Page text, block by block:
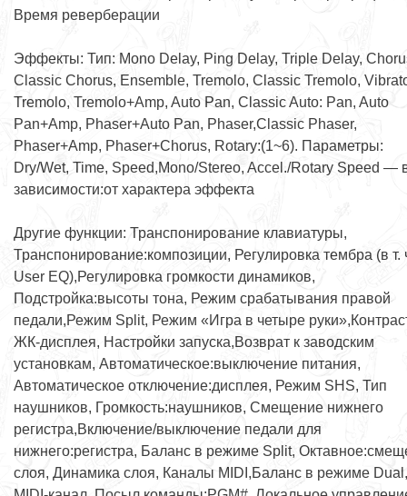
Время реверберации
Эффекты: Тип: Mono Delay, Ping Delay, Triple Delay,
Classic Chorus, Ensemble, Tremolo, Classic Tremolo,
Tremolo, Tremolo+Amp, Auto Pan, Classic Auto: Pan, Auto
Pan+Amp, Phaser+Auto Pan, Phaser,Classic Phaser,
Phaser+Amp, Phaser+Chorus, Rotary:(1~6). Параметры:
Dry/Wet, Time, Speed,Mono/Stereo, Accel./Rotary Speed —
зависимости:от характера эффекта
Другие функции: Транспонирование клавиатуры,
Транспонирование:композиции, Регулировка тембра (в т.
User EQ),Регулировка громкости динамиков,
Подстройка:высоты тона, Режим срабатывания правой
педали,Режим Split, Режим «Игра в четыре
ЖК-дисплея, Настройки запуска,Возврат к заводским
установкам, Автоматическое:выключение питания,
Автоматическое отключение:дисплея, Режим SHS, Тип
наушников, Громкость:наушников, Смещение нижнего
регистра,Включение/выключение педали для
нижнего:регистра, Баланс в режиме Split,
слоя, Динамика слоя, Каналы MIDI,Баланс в режиме Dual,